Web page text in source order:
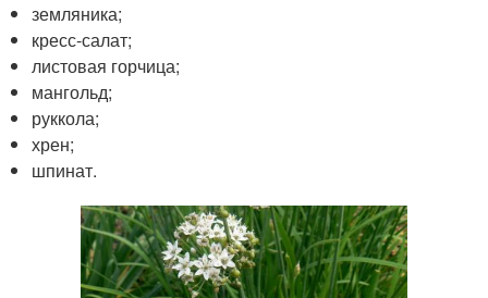
земляника;
кресс-салат;
листовая горчица;
мангольд;
руккола;
хрен;
шпинат.